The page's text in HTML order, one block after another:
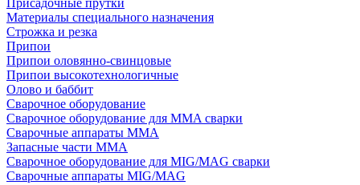
Присадочные прутки
Материалы специального назначения
Строжка и резка
Припои
Припои оловянно-свинцовые
Припои высокотехнологичные
Олово и баббит
Сварочное оборудование
Сварочное оборудование для MMA сварки
Сварочные аппараты MMA
Запасные части MMA
Сварочное оборудование для MIG/MAG сварки
Сварочные аппараты MIG/MAG